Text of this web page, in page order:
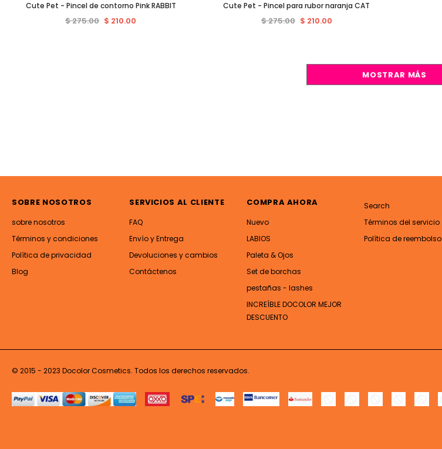
Cute Pet - Pincel de contorno Pink RABBIT
$ 275.00 $ 210.00
Cute Pet - Pincel para rubor naranja CAT
$ 275.00 $ 210.00
MOSTRAR MÁS
SOBRE NOSOTROS
sobre nosotros
Términos y condiciones
Política de privacidad
Blog
SERVICIOS AL CLIENTE
FAQ
Envío y Entrega
Devoluciones y cambios
Contáctenos
COMPRA AHORA
Nuevo
LABIOS
Paleta & Ojos
Set de borchas
pestañas - lashes
INCREÍBLE DOCOLOR MEJOR
DESCUENTO
Search
Términos del servicio
Política de reembolso
© 2015 - 2023 Docolor Cosmetics. Todos los derechos reservados.